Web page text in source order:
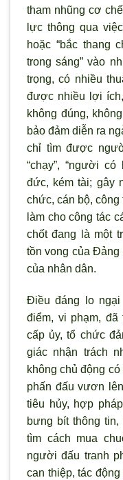
tham nhũng cơ
lực thông qua
hoặc “bắc thang
trong sáng” vào
trọng, có nhiều
được nhiều lợi
không đúng,
bảo đảm diễn ra
chỉ tìm được
“chạy”, “người
đức, kém tài; gây
chức, cán bộ, công
làm cho công tác
chốt đang là một
tồn vong của Đảng
của nhân dân.
Điều đáng lo
điểm, vi phạm, đã
cấp ủy, tổ chức
giác nhận trách
không chủ động
phấn đấu vươn
tiêu hủy, hợp
bưng bít thông
tìm cách mua
người đấu tranh
can thiệp, tác